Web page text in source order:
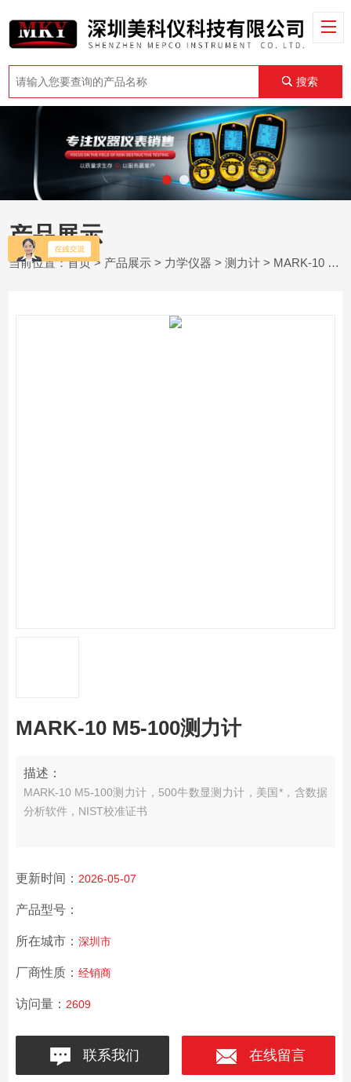
搜索
产品展示
当前位置：首页> 产品展示 > 力学仪器 >测力计 > MARK-10 M5-100测力计
MARK-10 M5-100测力计
描述：
MARK-10 M5-100测力计，500牛数显测力计，美国*，含数据
分析软件，NIST校准证书
更新时间： 2026-05-07
产品型号：
所在城市： 深圳市
厂商性质： 经销商
访问量： 2609
联系我们 在线留言